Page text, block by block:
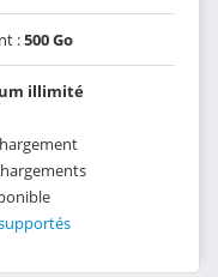
:500 Go
illimité